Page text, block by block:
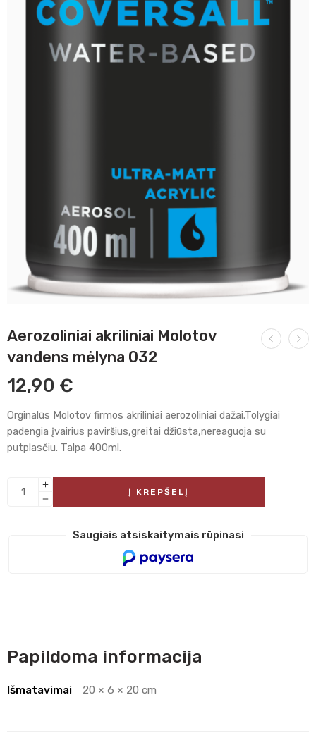
Aerozoliniai akriliniai Molotov
vandens mėlyna 032
12,90 €
Orginalūs Molotov firmos akriliniai aerozoliniai dažai.Tolygiai
padengia įvairius paviršius,greitai džiūsta,nereaguoja su
putplasčiu. Talpa 400ml.
Į KREPŠELĮ
Saugiais atsiskaitymais rūpinasi
Papildoma informacija
Išmatavimai 20 × 6 × 20 cm